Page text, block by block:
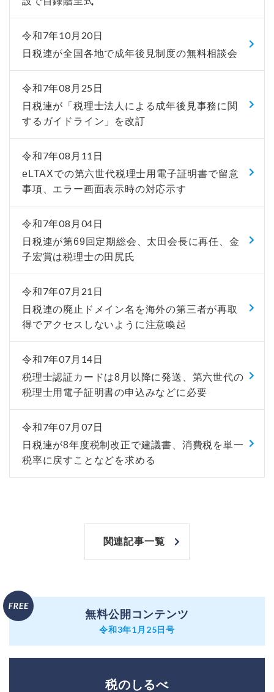
令和7年10月20日
日税連が全国各地で成年後見制度の無料相談会
令和7年08月25日
日税連が「税理士法人による成年後見事務に関
するガイドライン」を改訂
令和7年08月11日
eLTAXでの第六世代税理士用電子証明書で留意
事項、エラー画面表示時の対応示す
令和7年08月04日
日税連が第69回定期総会、太田会長に再任、金
子宏賞は税理士の田尻氏
令和7年07月21日
日税連の廃止ドメイン名を海外の第三者が再取
得でアクセスしないように注意喚起
令和7年07月14日
税理士認証カードは8月以降に発送、第六世代の
税理士用電子証明書の申込みなどに必要
令和7年07月07日
日税連が8年度税制改正で建議書、消費税を単一
税率に戻すことなどを求める
関連記事一覧
無料公開コンテンツ
令和3年1月25日号
税のしるべ